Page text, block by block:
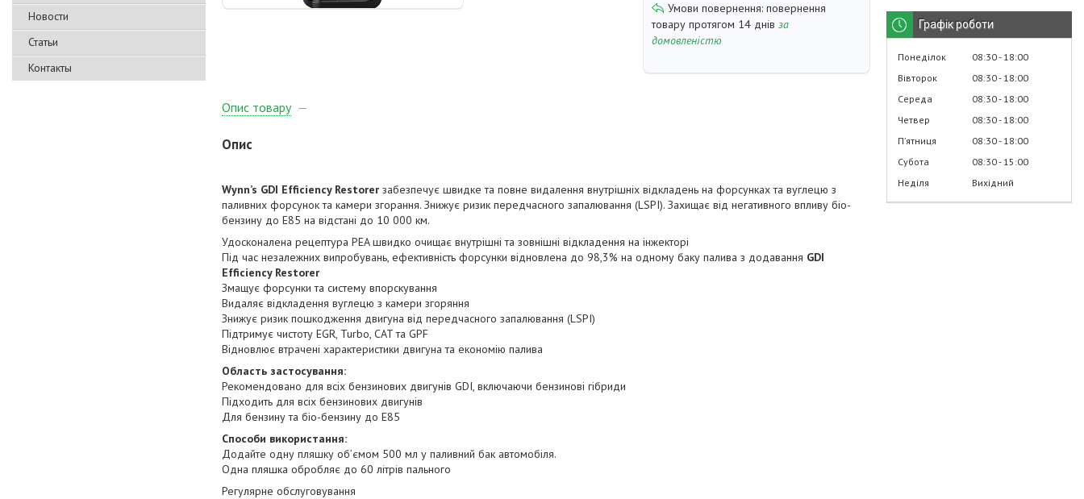
Новости
Статьи
Контакты
повернення
товару протягом 14 днів за
домовленістю
Опис товару
Опис
Wynn’s GDI Efficiency Restorer забезпечує швидке та повне видалення внутрішніх відкладень на форсунках та вуглецю з
паливних форсунок та камери згорання. Знижує ризик передчасного запалювання (LSPI). Захищає від негативного впливу біо-
бензину до E85 на відстані до 10 000 км.
Удосконалена рецептура PEA швидко очищає внутрішні та зовнішні відкладення на інжекторі
Під час незалежних випробувань, ефективність форсунки відновлена до 98,3% на одному баку палива з додавання GDI
Efficiency Restorer
Змащує форсунки та систему впорскування
Видаляє відкладення вуглецю з камери згоряння
Знижує ризик пошкодження двигуна від передчасного запалювання (LSPI)
Підтримує чистоту EGR, Turbo, CAT та GPF
Відновлює втрачені характеристики двигуна та економію палива
Область застосування:
Рекомендовано для всіх бензинових двигунів GDI, включаючи бензинові гібриди
Підходить для всіх бензинових двигунів
Для бензину та біо-бензину до E85
Способи використання:
Додайте одну пляшку об’ємом 500 мл у паливний бак автомобіля.
Одна пляшка обробляє до 60 літрів пального
Регулярне обслуговування
Графік роботи
Понеділок 08:30 18:00
Вівторок
08:30 18:00
Середа
08:30 18:00
Четвер
08:30 18:00
Пʼятниця
08:30 18:00
Субота
08:30 15:00
Неділя
Вихідний